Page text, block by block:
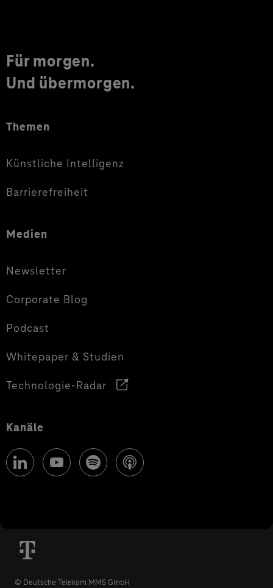
Für morgen.
Und übermorgen.
Themen
Künstliche Intelligenz
Barrierefreiheit
Medien
Newsletter
Corporate Blog
Podcast
Whitepaper & Studien
Technologie-Radar
Kanäle
© Deutsche Telekom MMS GmbH